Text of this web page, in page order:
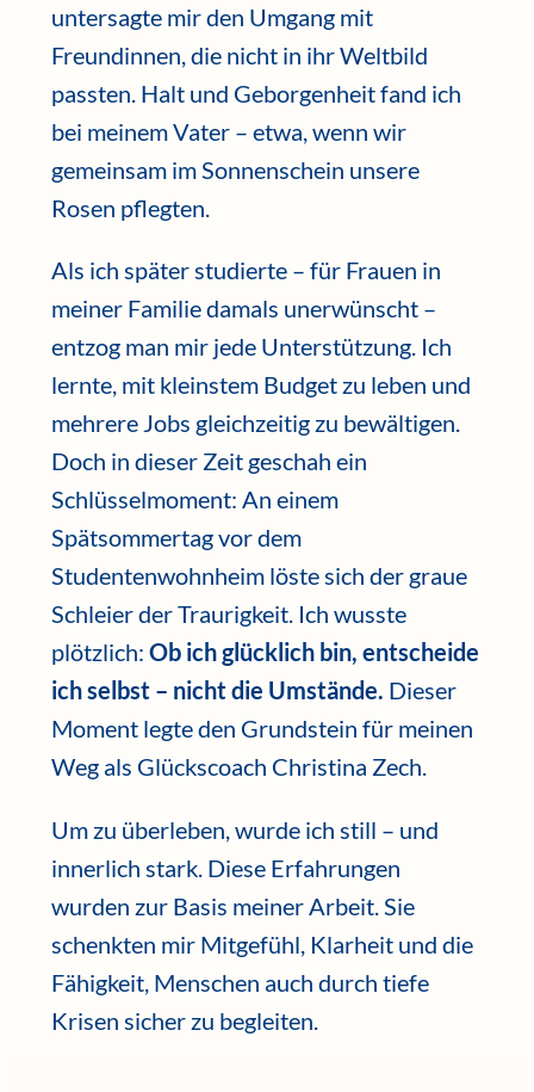
untersagte mir den Umgang mit
Freundinnen, die nicht in ihr Weltbild
passten. Halt und Geborgenheit fand ich
bei meinem Vater – etwa, wenn wir
gemeinsam im Sonnenschein unsere
Rosen pflegten.
Als ich später studierte – für Frauen in
meiner Familie damals unerwünscht –
entzog man mir jede Unterstützung. Ich
lernte, mit kleinstem Budget zu leben und
mehrere Jobs gleichzeitig zu bewältigen.
Doch in dieser Zeit geschah ein
Schlüsselmoment: An einem
Spätsommertag vor dem
Studentenwohnheim löste sich der graue
Schleier der Traurigkeit. Ich wusste
plötzlich: Ob ich glücklich bin, entscheide
ich selbst – nicht die Umstände. Dieser
Moment legte den Grundstein für meinen
Weg als Glückscoach Christina Zech.
Um zu überleben, wurde ich still – und
innerlich stark. Diese Erfahrungen
wurden zur Basis meiner Arbeit. Sie
schenkten mir Mitgefühl, Klarheit und die
Fähigkeit, Menschen auch durch tiefe
Krisen sicher zu begleiten.